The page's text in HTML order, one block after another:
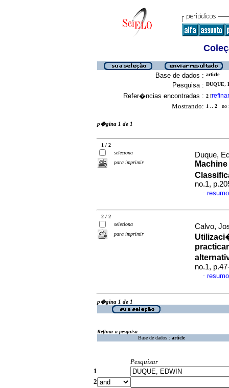
Base de dados : article
Pesquisa : DUQUE,
Refer�ncias encontradas : 2 [refinar
Mostrando: 1 .. 2 no
p�gina 1 de 1
1 / 2
seleciona
para imprimir
Duque,
no.1,
·
2 / 2
seleciona
para imprimir
Calvo,
no.1,
·
p�gina 1 de 1
Refinar a pesquisa
Base de dados : article
Pesquisar
1
2